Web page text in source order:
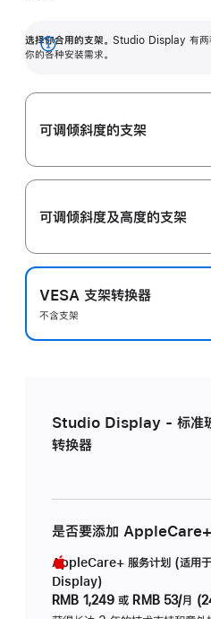
选择你合用的支架。 Studio Display 有两
你的各种安装需求。
展
可调倾斜度的支架
可调倾斜度及高‍度的支‍架
VESA 支架转换器
不含支架
Studio Display - 标准
转换器
是否要添加 AppleCare+
AppleCare+ 服务计划 (适用
Display)
RMB 1,249 或 RMB 53/月